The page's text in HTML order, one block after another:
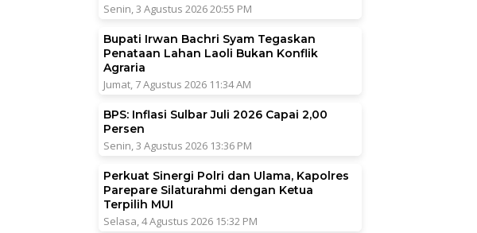
Senin, 3 Agustus 2026 20:55 PM
Bupati Irwan Bachri Syam Tegaskan
Penataan Lahan Laoli Bukan Konflik
Agraria
Jumat, 7 Agustus 2026 11:34 AM
BPS: Inflasi Sulbar Juli 2026 Capai 2,00
Persen
Senin, 3 Agustus 2026 13:36 PM
Perkuat Sinergi Polri dan Ulama, Kapolres
Parepare Silaturahmi dengan Ketua
Terpilih MUI
Selasa, 4 Agustus 2026 15:32 PM